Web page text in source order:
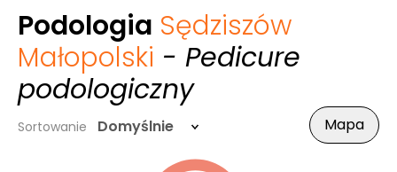
Podologia Sędziszów
Małopolski - Pedicure
podologiczny
Sortowanie Domyślnie Mapa